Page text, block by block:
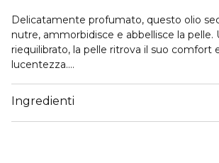
Delicatamente profumato, questo olio
nutre, ammorbidisce e abbellisce la pelle.
riequilibrato, la pelle ritrova il suo comfort
lucentezza.
92% di ingredienti di origine naturale
Ingredienti